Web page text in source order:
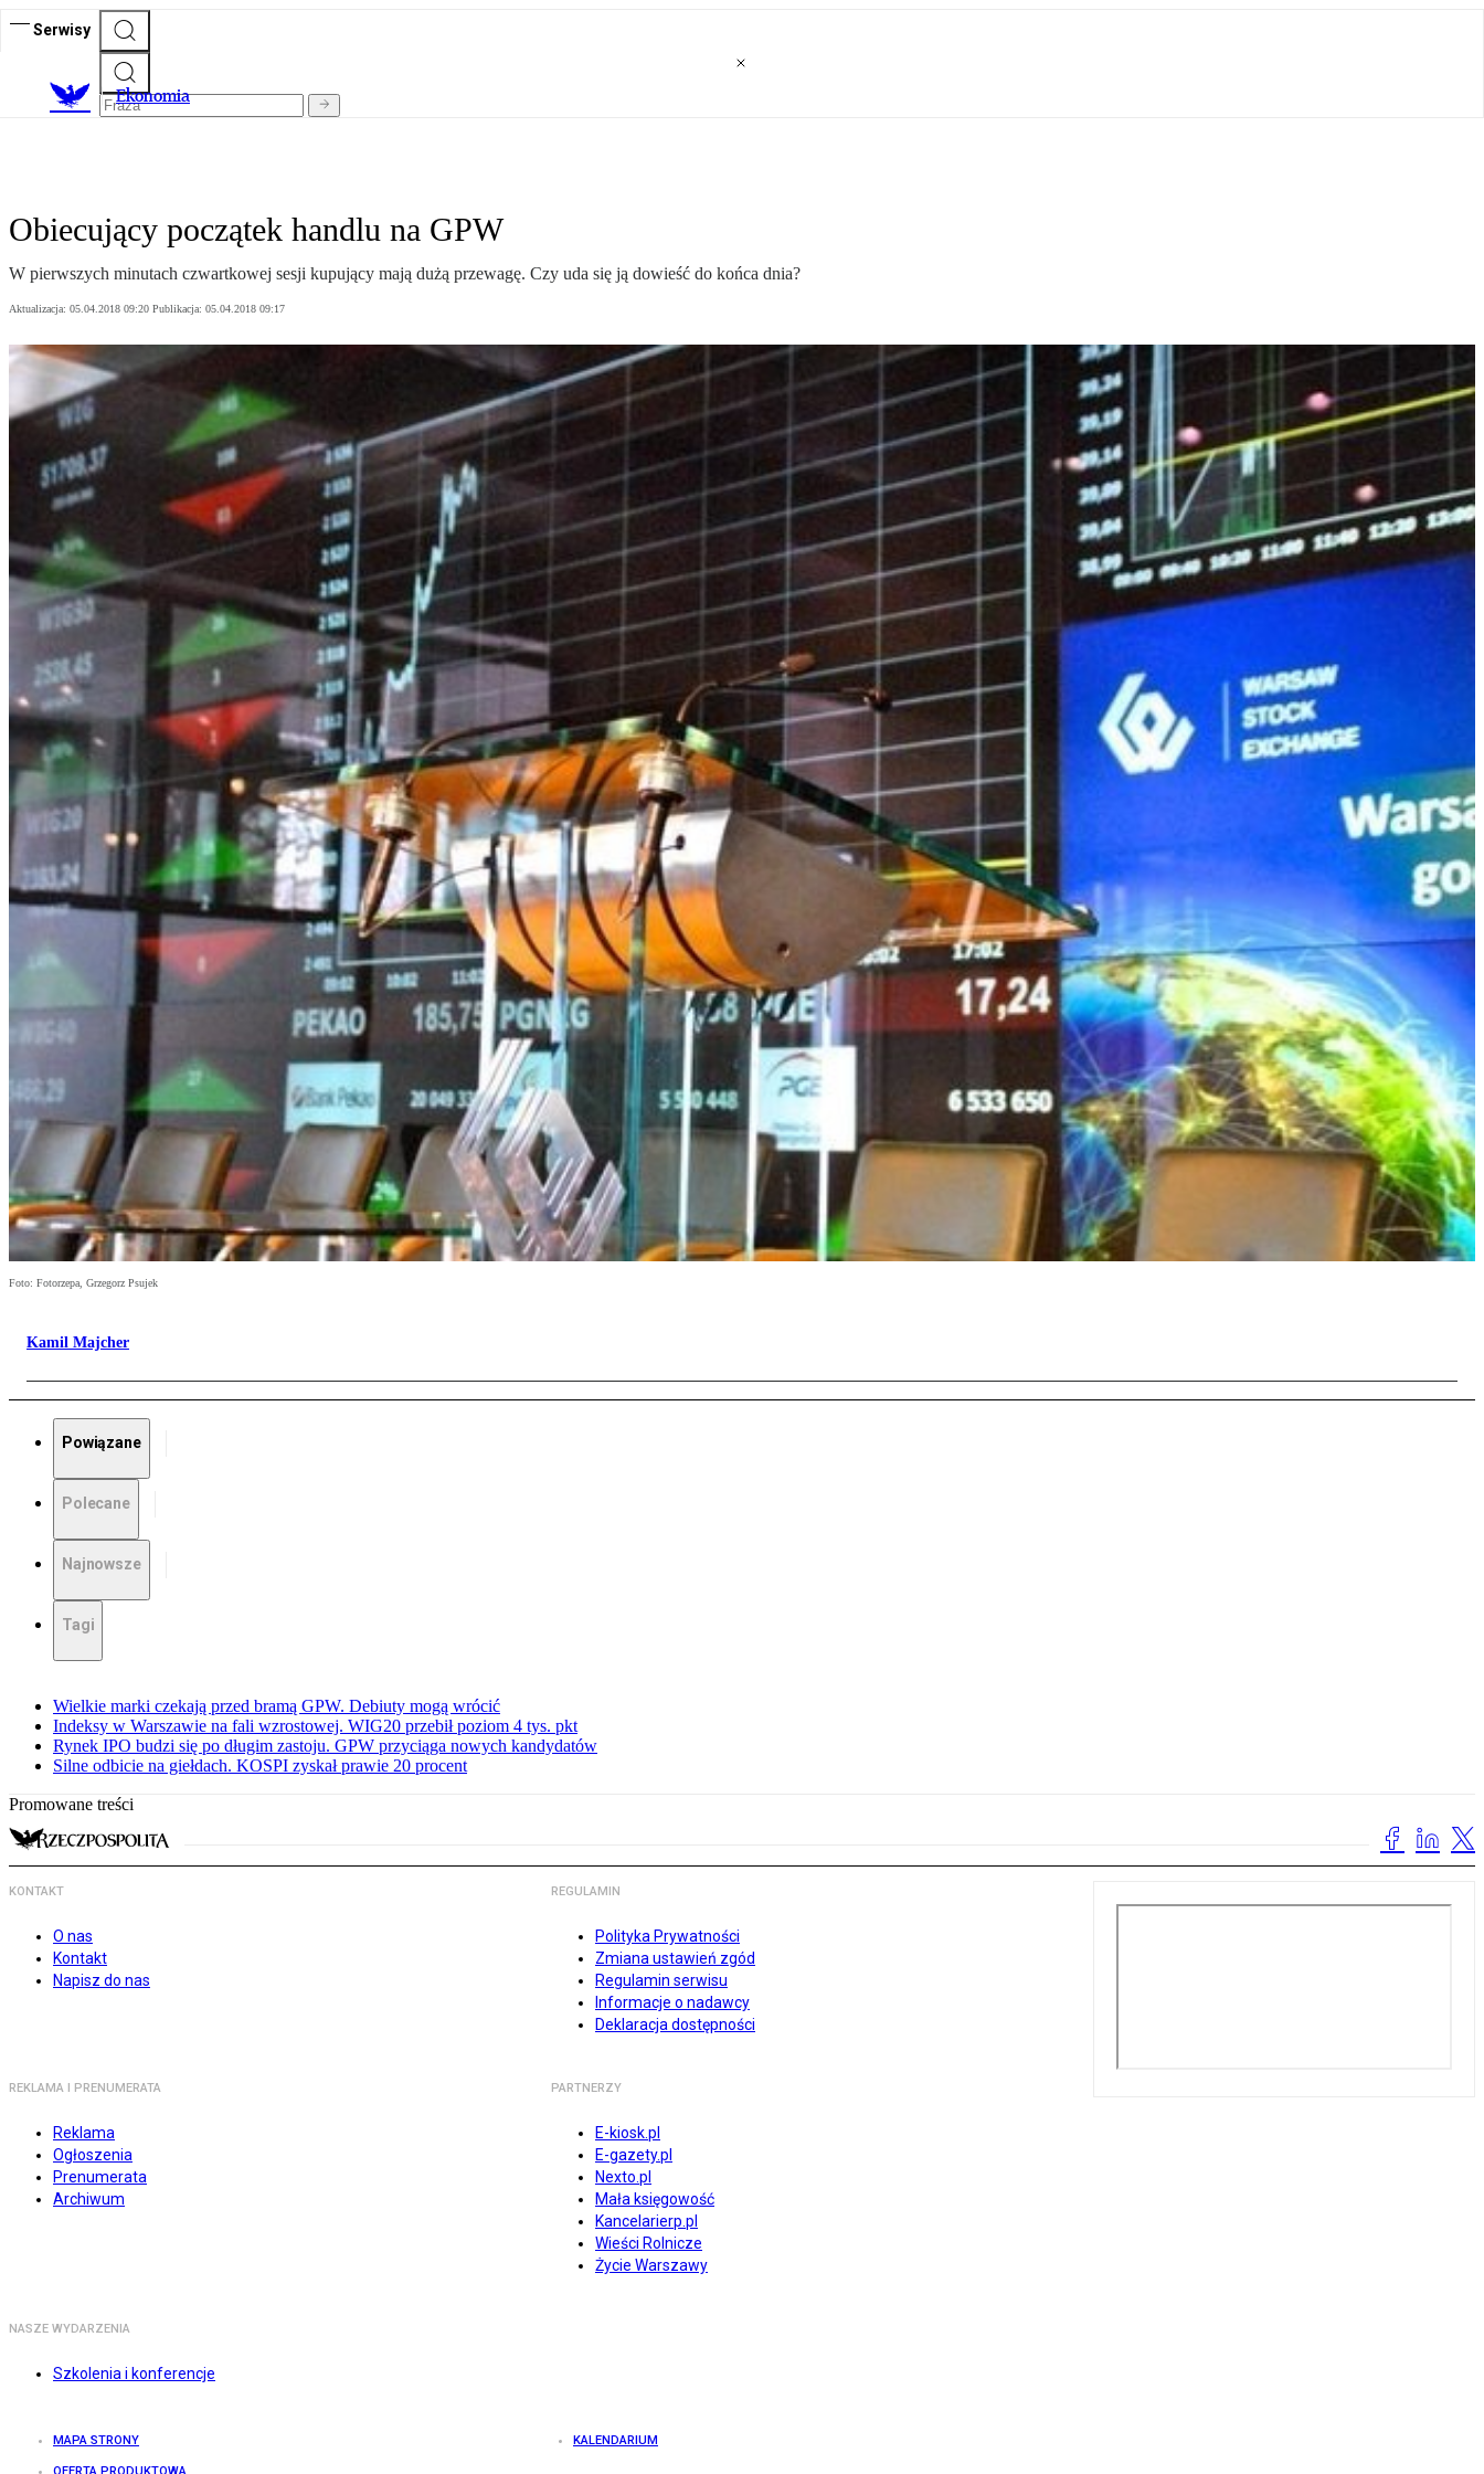
Serwisy
Ekonomia
Obiecujący początek handlu na GPW
W pierwszych minutach czwartkowej sesji kupujący mają dużą przewagę. Czy uda się ją dowieść do końca dnia?
Aktualizacja: 05.04.2018 09:20 Publikacja: 05.04.2018 09:17
Foto: Fotorzepa, Grzegorz Psujek
Kamil Majcher
Powiązane
Polecane
Najnowsze
Tagi
Wielkie marki czekają przed bramą GPW. Debiuty mogą wrócić
Indeksy w Warszawie na fali wzrostowej. WIG20 przebił poziom 4 tys. pkt
Rynek IPO budzi się po długim zastoju. GPW przyciąga nowych kandydatów
Silne odbicie na giełdach. KOSPI zyskał prawie 20 procent
Promowane treści
KONTAKT
O nas
Kontakt
Napisz do nas
REGULAMIN
Polityka Prywatności
Zmiana ustawień zgód
Regulamin serwisu
Informacje o nadawcy
Deklaracja dostępności
REKLAMA I PRENUMERATA
Reklama
Ogłoszenia
Prenumerata
Archiwum
PARTNERZY
E-kiosk.pl
E-gazety.pl
Nexto.pl
Mała księgowość
Kancelarierp.pl
Wieści Rolnicze
Życie Warszawy
NASZE WYDARZENIA
Szkolenia i konferencje
MAPA STRONY KALENDARIUM